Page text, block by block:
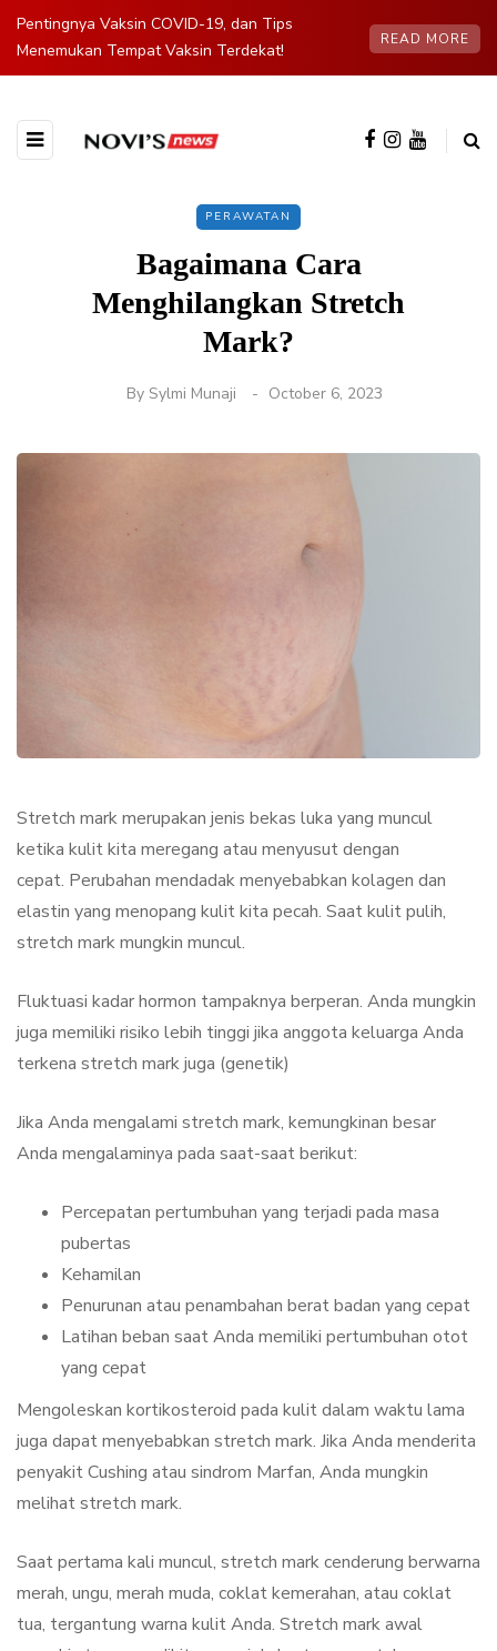
Pentingnya Vaksin COVID-19, dan Tips
Menemukan Tempat Vaksin Terdekat!
READ MORE
PERAWATAN
Bagaimana Cara
Menghilangkan Stretch
Mark?
By Sylmi Munaji October 6, 2023
Stretch mark merupakan jenis bekas luka yang muncul
ketika kulit kita meregang atau menyusut dengan
cepat. Perubahan mendadak menyebabkan kolagen dan
elastin yang menopang kulit kita pecah. Saat kulit pulih,
stretch mark mungkin muncul.
Fluktuasi kadar hormon tampaknya berperan. Anda mungkin
juga memiliki risiko lebih tinggi jika anggota keluarga Anda
terkena stretch mark juga (genetik)
Jika Anda mengalami stretch mark, kemungkinan besar
Anda mengalaminya pada saat-saat berikut:
Percepatan pertumbuhan yang terjadi pada masa
pubertas
Kehamilan
Penurunan atau penambahan berat badan yang cepat
Latihan beban saat Anda memiliki pertumbuhan otot
yang cepat
Mengoleskan kortikosteroid pada kulit dalam waktu lama
juga dapat menyebabkan stretch mark. Jika Anda menderita
penyakit Cushing atau sindrom Marfan, Anda mungkin
melihat stretch mark.
Saat pertama kali muncul, stretch mark cenderung berwarna
merah, ungu, merah muda, coklat kemerahan, atau coklat
tua, tergantung warna kulit Anda. Stretch mark awal